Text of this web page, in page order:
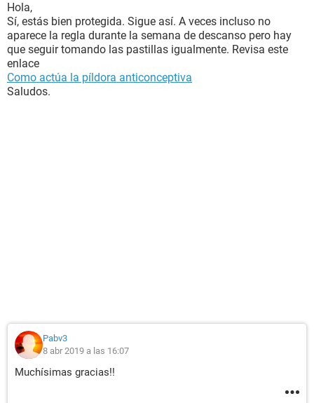
Hola,
Sí, estás bien protegida. Sigue así. A veces incluso no
aparece la regla durante la semana de descanso pero hay
que seguir tomando las pastillas igualmente. Revisa este
enlace
Como actúa la píldora anticonceptiva
Saludos.
Pabv3
8 abr 2019 a las 16:07
Muchísimas gracias!!